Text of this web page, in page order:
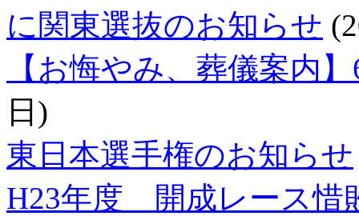
に関東選抜のお知らせ
【お悔やみ、葬儀案内
日)
東日本選手権のお知らせ
H23年度 開成レース惜